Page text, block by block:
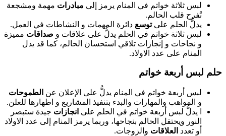
لبس ثلاثة خواتم في المنام يرمز إلى مبادرات مهمة ومشجعة
تُفرح قلب الحالم.
يدلُّ الحلم علىتوسع دائرة المهمات و النشاطات في العمل.
لبس ثلاثة خواتم في الحلم يدلُّ على علاقات و صداقات مميزة
و نجاحات و إنجازات تلاقي استحسان الحالم، كما قد يدل
المنام على عدد الاولاد.
حلم لبس أربعة خواتم
لبس أربعة خواتم في المنام يدلُّ على الإعلان عن الطموحات
و المواهب والمهارات والبدء بتنفيذ المشاريع و اظهارها للعلن.
ا يدلُّ لبس أربعة خواتم في الحلم على انجازات جيدة ستبصر
النور ويحتفل الحالم بنجاحها، وربما يرمز المنام إلى عدد الاولاد
أو تعدد العلاقات والزوجات.